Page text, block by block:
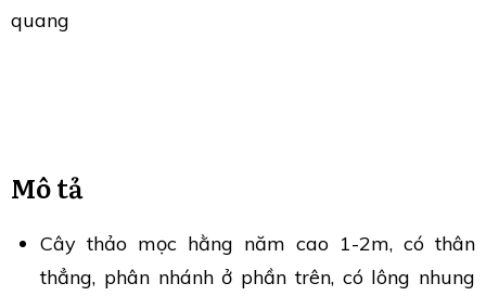
quang
Mô tả
Cây thảo mọc hằng năm cao 1-2m, có thân
thẳng, phân nhánh ở phần trên, có lông nhung